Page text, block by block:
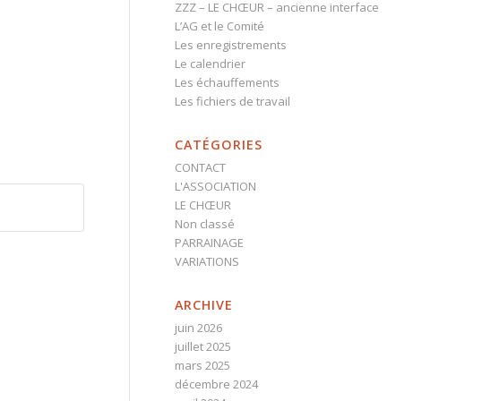
ZZZ – LE CHŒUR – ancienne interface
L’AG et le Comité
Les enregistrements
Le calendrier
Les échauffements
Les fichiers de travail
CATÉGORIES
CONTACT
L'ASSOCIATION
LE CHŒUR
Non classé
PARRAINAGE
VARIATIONS
ARCHIVE
juin 2026
juillet 2025
mars 2025
décembre 2024